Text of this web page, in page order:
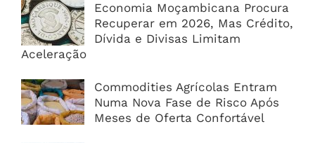
Economia Moçambicana Procura
Recuperar em 2026, Mas Crédito,
Dívida e Divisas Limitam
Aceleração
Commodities Agrícolas Entram
Numa Nova Fase de Risco Após
Meses de Oferta Confortável